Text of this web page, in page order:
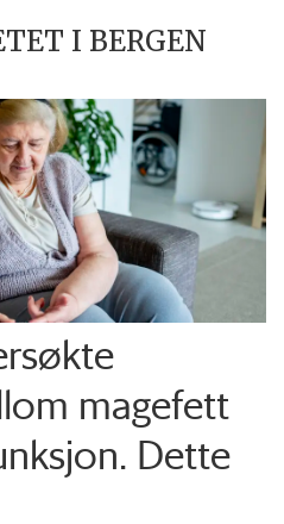
I BERGEN
magefett
Dette